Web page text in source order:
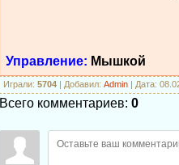
Управление: Мышкой
Играли: 5704 | Добавил: Admin | Дата:
Всего комментариев: 0